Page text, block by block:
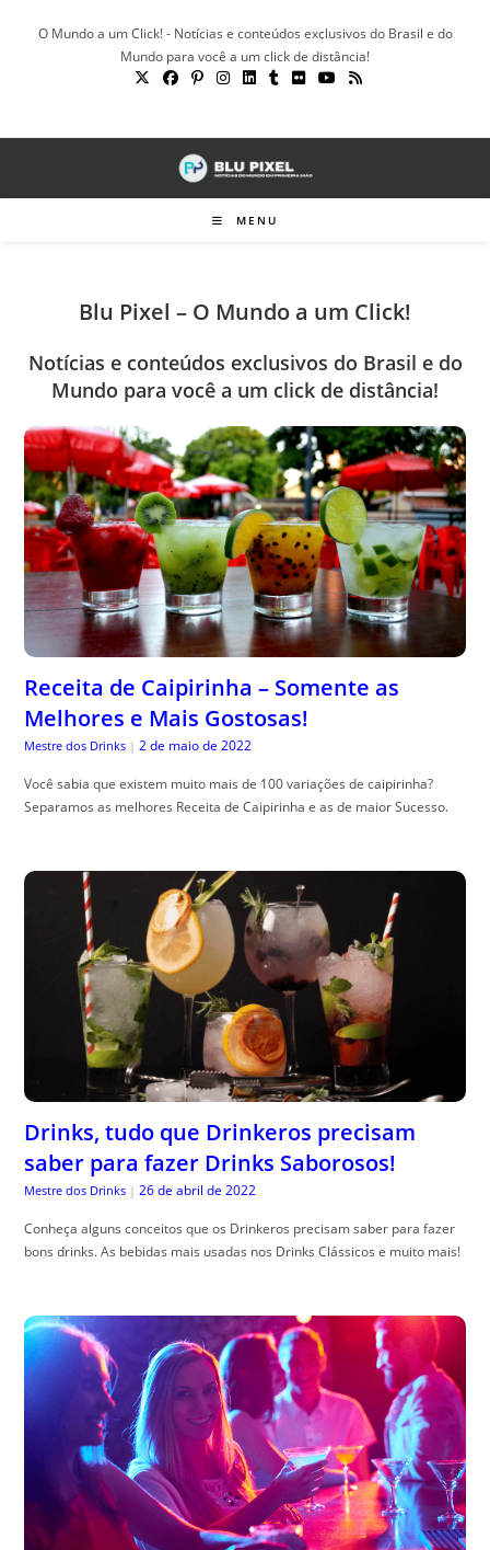
O Mundo a um Click! - Notícias e conteúdos exclusivos do Brasil e do
Mundo para você a um click de distância!
MENU
Blu Pixel – O Mundo a um Click!
Notícias e conteúdos exclusivos do Brasil e do
Mundo para você a um click de distância!
Receita de Caipirinha – Somente as
Melhores e Mais Gostosas!
Mestre dos Drinks | 2 de maio de 2022
Você sabia que existem muito mais de 100 variações de caipirinha?
Separamos as melhores Receita de Caipirinha e as de maior Sucesso.
Drinks, tudo que Drinkeros precisam
saber para fazer Drinks Saborosos!
Mestre dos Drinks | 26 de abril de 2022
Conheça alguns conceitos que os Drinkeros precisam saber para fazer
bons drinks. As bebidas mais usadas nos Drinks Clássicos e muito mais!